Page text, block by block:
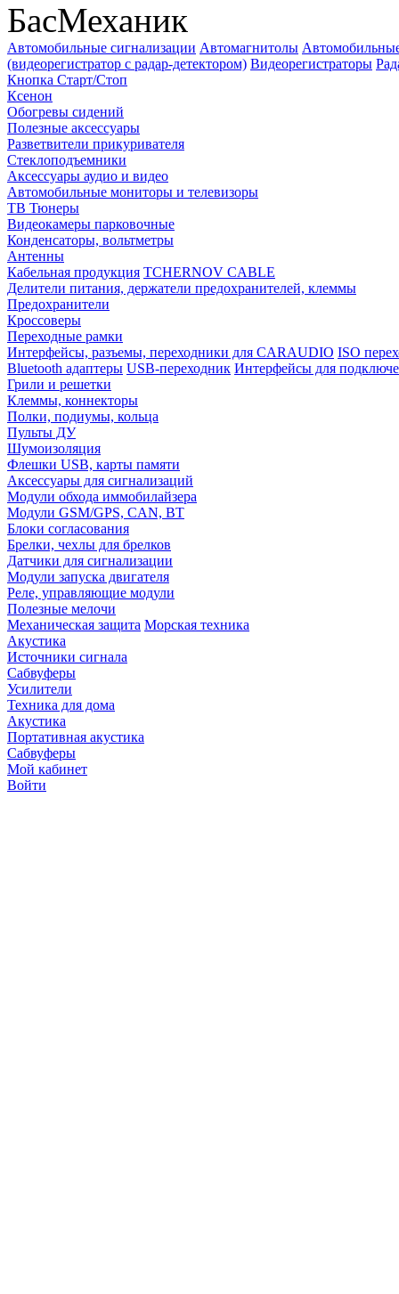
БасМеханик
Автомобильные сигнализации Автомагнитолы
(видеорегистратор с радар-детектором) Видеорегистраторы
Кнопка Старт/Стоп
Ксенон
Обогревы сидений
Полезные аксессуары
Разветвители прикуривателя
Стеклоподъемники
Аксессуары аудио и видео
Автомобильные мониторы и телевизоры
ТВ Тюнеры
Видеокамеры парковочные
Конденсаторы, вольтметры
Антенны
Кабельная продукция TCHERNOV CABLE
Делители питания, держатели предохранителей, клеммы
Предохранители
Кроссоверы
Переходные рамки
Интерфейсы, разъемы, переходники для CARAUDIO ISO
Bluetooth адаптеры USB-переходник Интерфейсы для
Грили и решетки
Клеммы, коннекторы
Полки, подиумы, кольца
Пульты ДУ
Шумоизоляция
Флешки USB, карты памяти
Аксессуары для сигнализаций
Модули обхода иммобилайзера
Модули GSM/GPS, CAN, BT
Блоки согласования
Брелки, чехлы для брелков
Датчики для сигнализации
Модули запуска двигателя
Реле, управляющие модули
Полезные мелочи
Механическая защита Морская техника
Акустика
Источники сигнала
Сабвуферы
Усилители
Техника для дома
Акустика
Портативная акустика
Сабвуферы
Мой кабинет
Войти